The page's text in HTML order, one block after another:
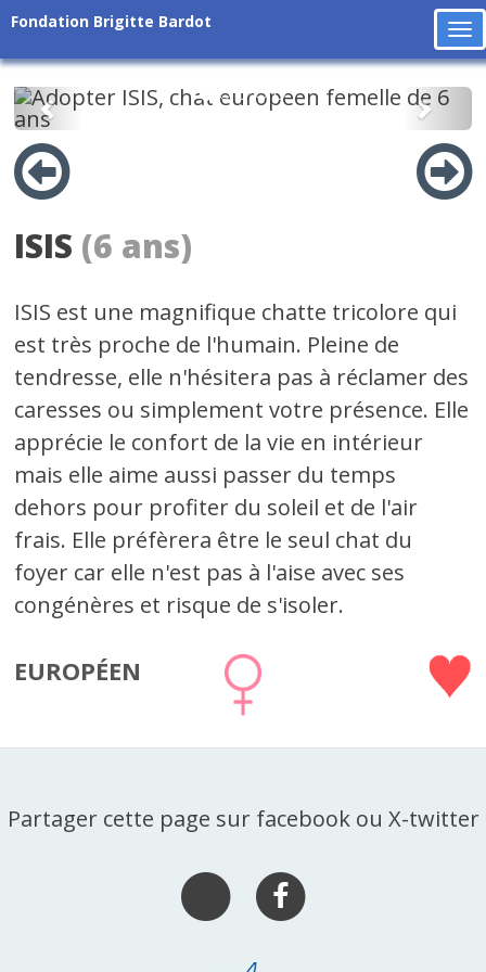
Fondation Brigitte Bardot
Précédent
ISIS (6 ans)
ISIS est une magnifique chatte tricolore qui
est très proche de l'humain. Pleine de
tendresse, elle n'hésitera pas à réclamer des
caresses ou simplement votre présence. Elle
apprécie le confort de la vie en intérieur
mais elle aime aussi passer du temps
dehors pour profiter du soleil et de l'air
frais. Elle préfèrera être le seul chat du
foyer car elle n'est pas à l'aise avec ses
congénères et risque de s'isoler.
EUROPÉEN
Partager cette page sur facebook ou X-twitter